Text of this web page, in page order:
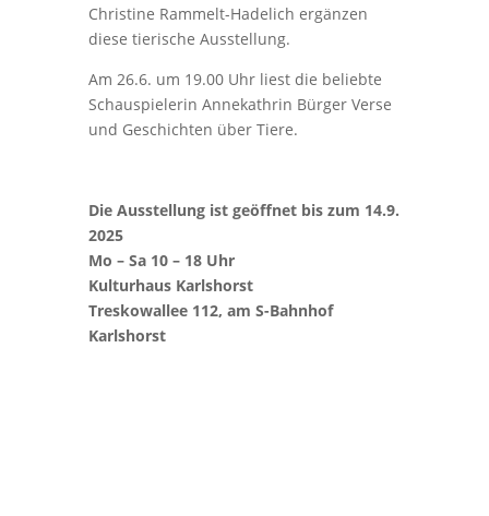
Christine Rammelt-Hadelich ergänzen
diese tierische Ausstellung.
Am 26.6. um 19.00 Uhr liest die beliebte
Schauspielerin Annekathrin Bürger Verse
und Geschichten über Tiere.
Die Ausstellung ist geöffnet bis zum 14.9.
2025
Mo – Sa 10 – 18 Uhr
Kulturhaus Karlshorst
Treskowallee 112, am S-Bahnhof
Karlshorst